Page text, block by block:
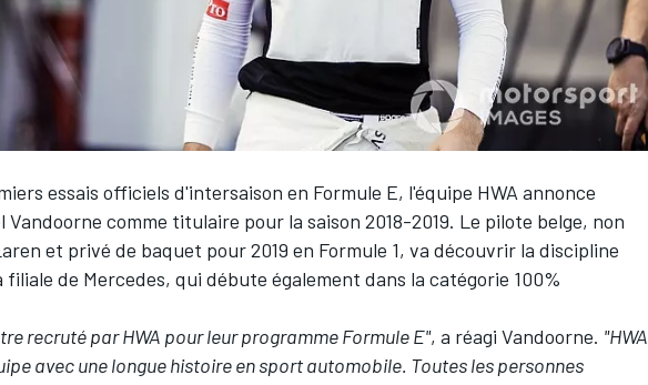
essais officiels d'intersaison en Formule E, l'équipe HWA annonce
comme titulaire pour la saison 2018-2019. Le pilote belge, non
et privé de baquet pour 2019 en Formule 1, va découvrir la discipline
filiale de Mercedes, qui débute également dans la catégorie 100%
recruté par HWA pour leur programme Formule E", a réagi Vandoorne. "HWA
avec une longue histoire en sport automobile. Toutes les personnes